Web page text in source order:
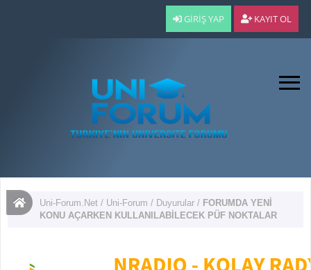
GIRIŞ YAP KAYIT OL
Uni-Forum.Net / Uni-Forum / Duyurular / FORUMDA YENİ
KONU AÇARKEN KULLANILABİLECEK PÜF NOKTALAR